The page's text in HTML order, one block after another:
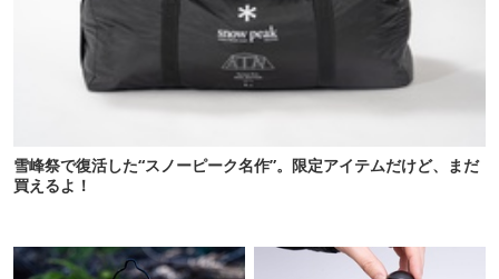
雪峰祭で復活した“スノーピーク名作”。限定アイテムだけど、まだ
買えるよ！